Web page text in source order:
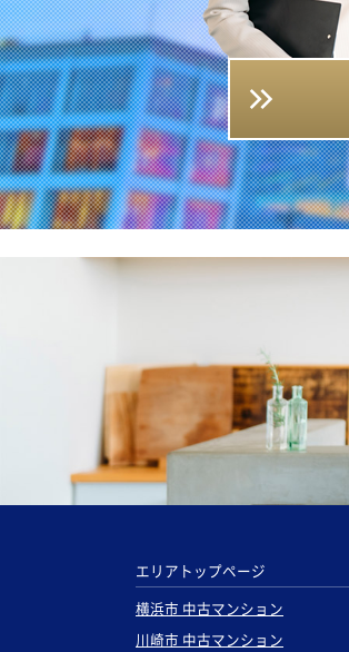
エリアトップページ
横浜市 中古マンション
川崎市 中古マンション